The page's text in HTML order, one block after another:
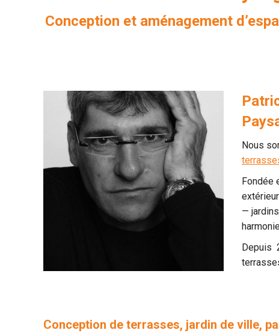
Conception et aménagement
Nous
Fondée
—
Depuis
Conception de terrasses, jardin de ville,